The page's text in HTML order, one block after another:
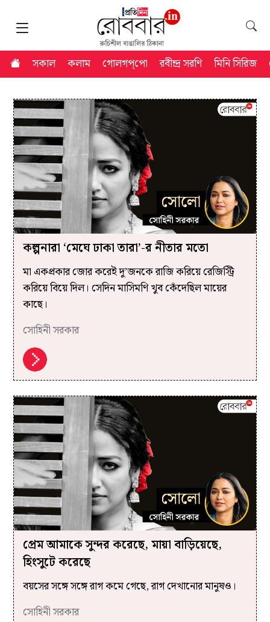
সকাল কলাম গোলগপ্‌পো রবীন্দ্র সরণি মিনি সিরিজ
কল্পনারা ‘মেঘে ঢাকা তারা’-র নীতার মতো
মা একপ্রকার জোর করেই দু’জনকে রাজি করিয়ে রেজিস্ট্রি
করিয়ে বিয়ে দিল। সেদিন মাসিমণি খুব কেঁদেছিল মায়ের
কাছে।
সোহিনী সরকার
প্রেম আমাকে সুন্দর করেছে, মায়া বাড়িয়েছে,
হিংসুটে করেছে
বয়সের সঙ্গে সঙ্গে রাগ কমে গেছে, রাগ দেখানোর মানুষও।
সোহিনী সরকার